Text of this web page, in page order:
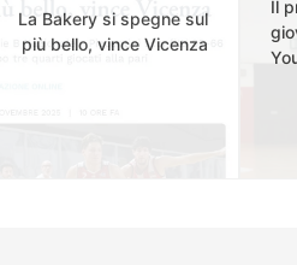
La Bakery si spegne sul
più bello, vince Vicenza
Il